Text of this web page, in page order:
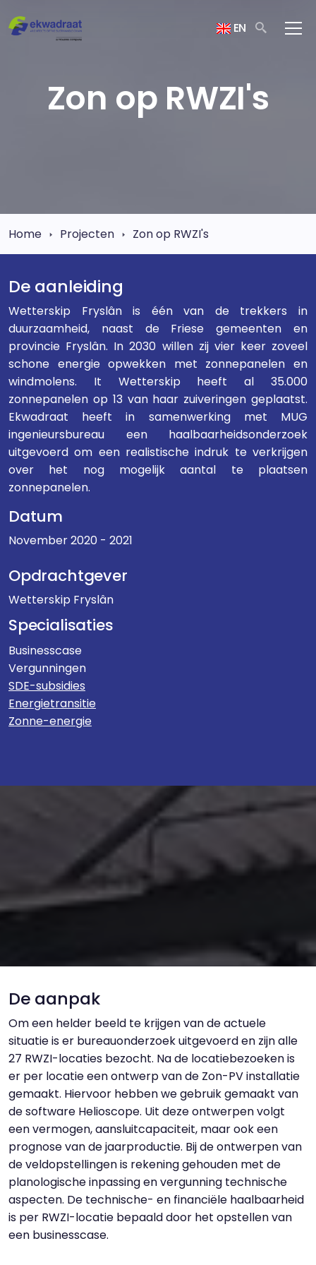
EN
Zon op RWZI's
Home Projecten Zon op RWZI's
De aanleiding
Wetterskip Fryslân is één van de trekkers in
duurzaamheid, naast de Friese gemeenten en
provincie Fryslân. In 2030 willen zij vier keer zoveel
schone energie opwekken met zonnepanelen en
windmolens. It Wetterskip heeft al 35.000
zonnepanelen op 13 van haar zuiveringen geplaatst.
Ekwadraat heeft in samenwerking met MUG
ingenieursbureau een haalbaarheidsonderzoek
uitgevoerd om een realistische indruk te verkrijgen
over het nog mogelijk aantal te plaatsen
zonnepanelen.
Datum
November 2020 - 2021
Opdrachtgever
Wetterskip Fryslân
Specialisaties
Businesscase
Vergunningen
SDE-subsidies
Energietransitie
Zonne-energie
De aanpak
Om een helder beeld te krijgen van de actuele
situatie is er bureauonderzoek uitgevoerd en zijn alle
27 RWZI-locaties bezocht. Na de locatiebezoeken is
er per locatie een ontwerp van de Zon-PV installatie
gemaakt. Hiervoor hebben we gebruik gemaakt van
de software Helioscope. Uit deze ontwerpen volgt
een vermogen, aansluitcapaciteit, maar ook een
prognose van de jaarproductie. Bij de ontwerpen van
de veldopstellingen is rekening gehouden met de
planologische inpassing en vergunning technische
aspecten. De technische- en financiële haalbaarheid
is per RWZI-locatie bepaald door het opstellen van
een businesscase.